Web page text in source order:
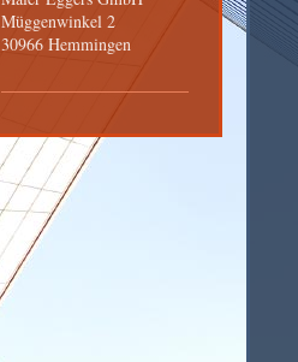
Müggenwinkel 2
30966 Hemmingen